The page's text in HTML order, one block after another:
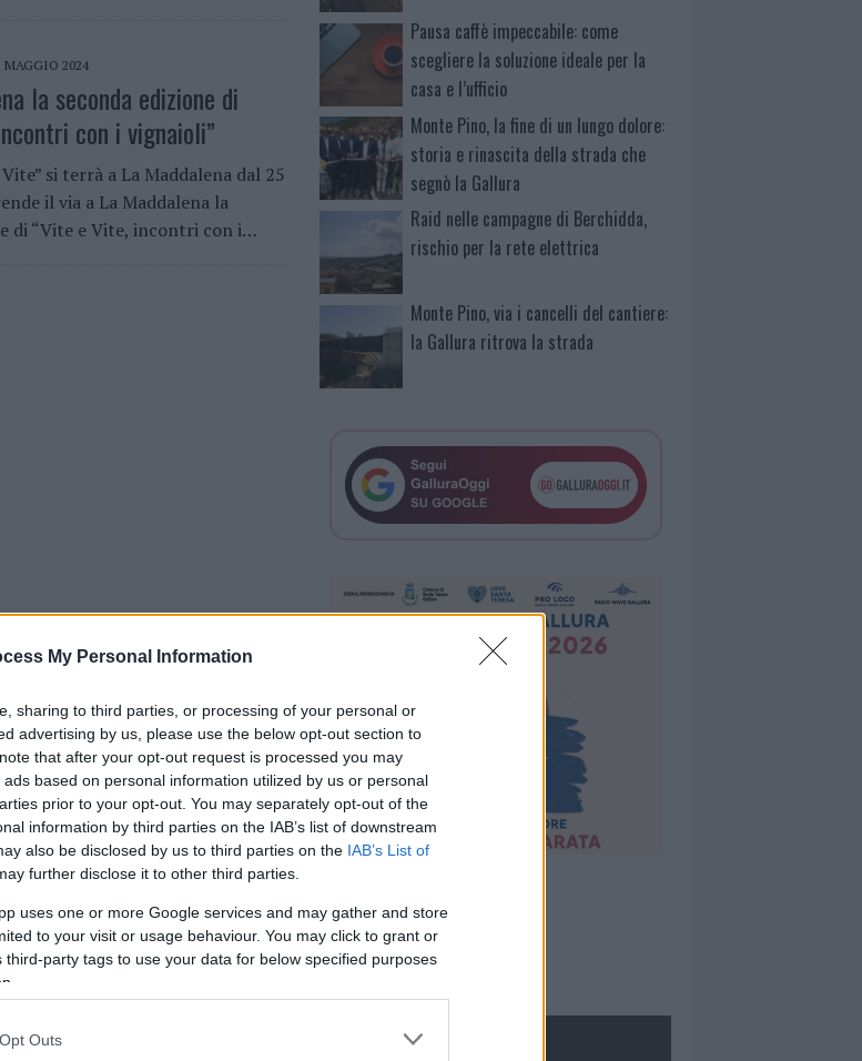
My Personal Information
sharing to third parties, or processing of your personal or
advertising by us, please use the below opt-out section to
that after your opt-out request is processed you may
based on personal information utilized by us or personal
prior to your opt-out. You may separately opt-out of the
information by third parties on the IAB’s list of downstream
also be disclosed by us to third parties on the IAB’s List of
further disclose it to other third parties.
uses one or more Google services and may gather and store
to your visit or usage behaviour. You may click to grant or
party tags to use your data for below specified purposes
Outs
MAGGIO 2024
la seconda edizione di
con i vignaioli”
Vite” si terrà a La Maddalena dal 25
il via a La Maddalena la
di “Vite e Vite, incontri con i…
Pausa caffè impeccabile: come
scegliere la soluzione ideale per la
casa e l’ufficio
Monte Pino, la fine di un lungo dolore:
storia e rinascita della strada che
segnò la Gallura
Raid nelle campagne di Berchidda,
rischio per la rete elettrica
Monte Pino, via i cancelli del cantiere:
la Gallura ritrova la strada
NECROLOGIE